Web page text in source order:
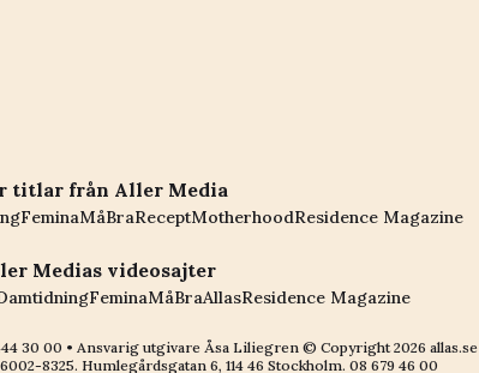
titlar från Aller Media
FeminaMåBraReceptMotherhoodResidence Magazine
Medias videosajter
FeminaMåBraAllasResidence Magazine
30 00 • Ansvarig utgivare Åsa Liliegren © Copyright2026 allas.se
8325. Humlegårdsgatan 6, 114 46 Stockholm. 08 679 46 00